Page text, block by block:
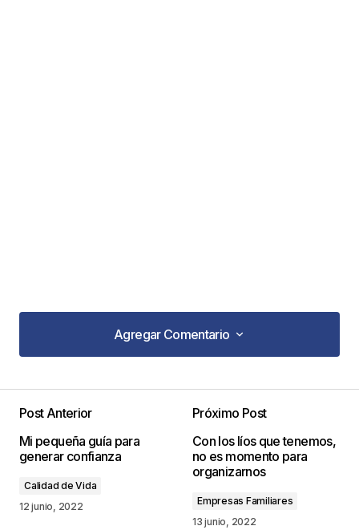
Agregar Comentario
Agregar Comentario
publicada. Los campos obligatorios están
marcados con
Comentario
Post Anterior
Mi pequeña guía para
generar confianza
Calidad de Vida
12 junio, 2022
Próximo Post
Con los líos que tenemos,
no es momento para
organizarnos
Empresas Familiares
13 junio, 2022